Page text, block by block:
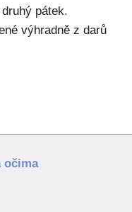
pátek.
výhradně z darů
očima